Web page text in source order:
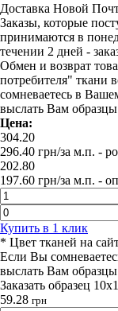
Доставка Новой
Заказы, которые
принимаются в
течении 2 дней -
Обмен и возврат
потребителя" ткани
сомневаетесь в
выслать Вам
Цена:
304.20
296.40 грн/за м.п. -
202.80
197.60 грн/за м.п. -
Купить в 1 клик
* Цвет тканей на
Если Вы
выслать Вам образцы
Заказать образец
59.28 грн